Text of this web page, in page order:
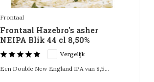
Frontaal
Frontaal Hazebro's asher
NEIPA Blik 44 cl 8,50%
Vergelijk
Een Double New England IPA van 8,5...